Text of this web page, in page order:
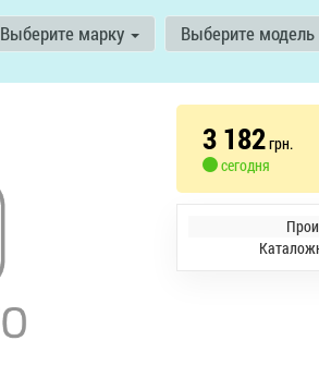
Выберите марку Выберите модель
3 182грн.
сегодня